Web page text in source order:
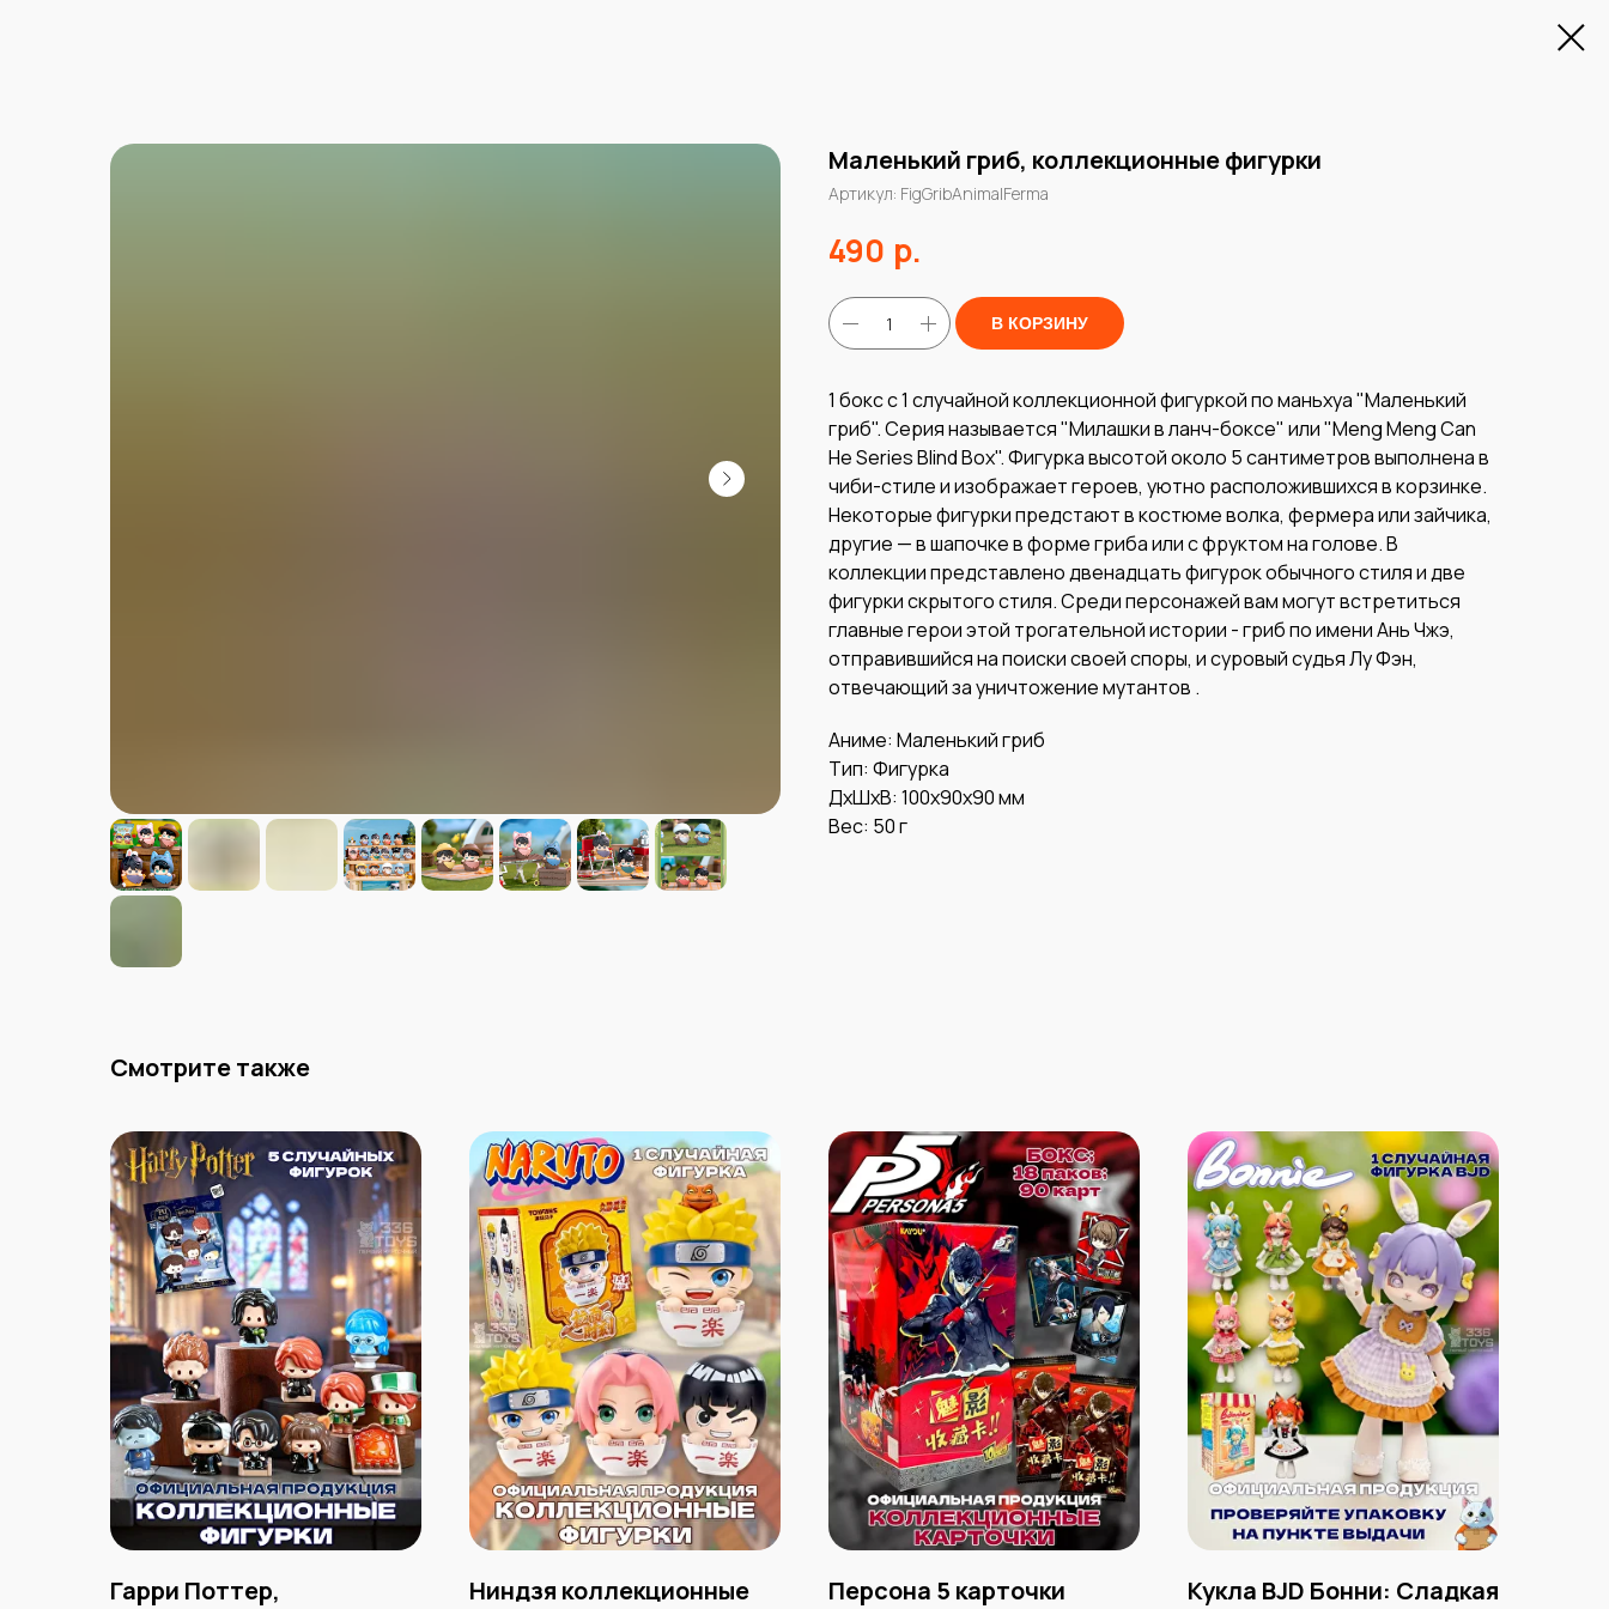
Маленький гриб, коллекционные фигурки
Артикул: FigGribAnimalFerma
490 р.
В КОРЗИНУ
1 бокс с 1 случайной коллекционной фигуркой по маньхуа "Маленький
гриб". Серия называется "Милашки в ланч-боксе" или "Meng Meng Can
He Series Blind Box". Фигурка высотой около 5 сантиметров выполнена в
чиби-стиле и изображает героев, уютно расположившихся в корзинке.
Некоторые фигурки предстают в костюме волка, фермера или зайчика,
другие — в шапочке в форме гриба или с фруктом на голове. В
коллекции представлено двенадцать фигурок обычного стиля и две
фигурки скрытого стиля. Среди персонажей вам могут встретиться
главные герои этой трогательной истории - гриб по имени Ань Чжэ,
отправившийся на поиски своей споры, и суровый судья Лу Фэн,
отвечающий за уничтожение мутантов .
Аниме: Маленький гриб
Тип: Фигурка
ДxШxВ: 100x90x90 мм
Вес: 50 г
Смотрите также
Гарри Поттер,
Ниндзя коллекционные
Персона 5 карточки
Кукла BJD Бонни: Сладкая